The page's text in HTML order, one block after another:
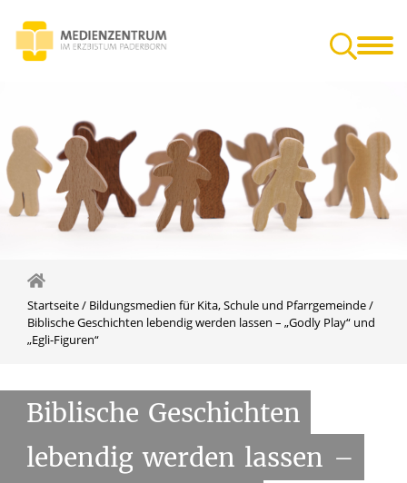
Startseite/ Bildungsmedien für Kita, Schule und Pfarrgemeinde/
Biblische Geschichten lebendig werden lassen – „Godly Play“ und
„Egli-Figuren“
Biblische Geschichten
lebendig werden lassen –